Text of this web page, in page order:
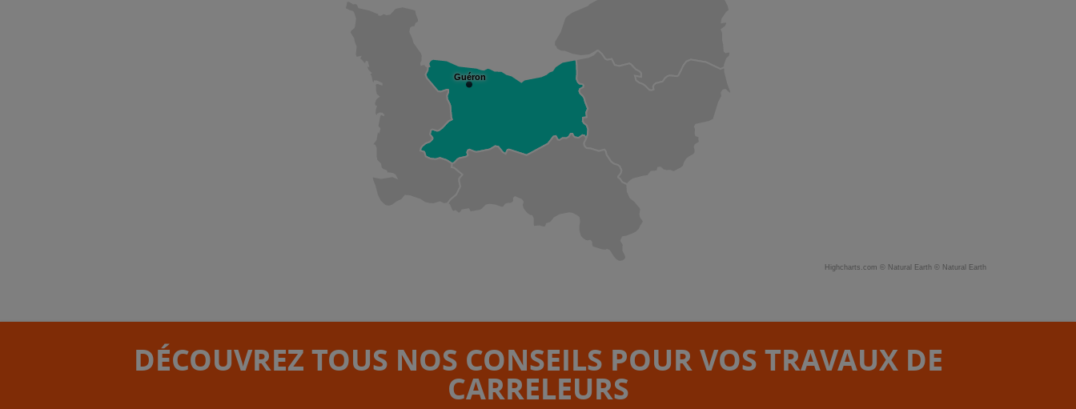
Guéron
Highcharts.com © Natural Earth © Natural Earth
DÉCOUVREZ TOUS NOS CONSEILS POUR VOS TRAVAUX DE
CARRELEURS